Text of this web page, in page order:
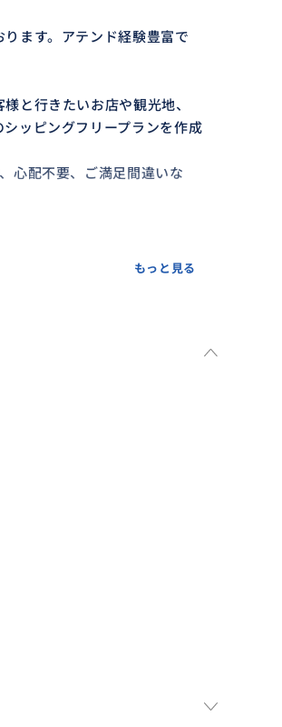
ます。アテンド経験豊富で
と行きたいお店や観光地、
ッピングフリープランを作成
心配不要、ご満足間違いな
もっと見る